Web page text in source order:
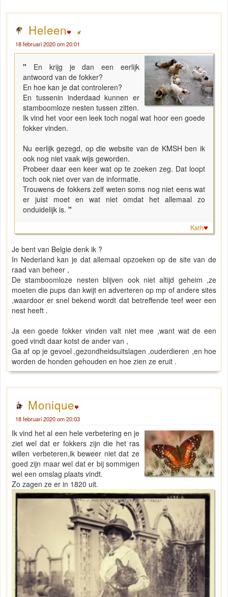
Heleen
18 februari 2020 om 20:01
" En krijg je dan een eerlijk
antwoord van de fokker?
En hoe kan je dat controleren?
En tussenin inderdaad kunnen er
stamboomloze nesten tussen zitten.
Ik vind het voor een leek toch nogal wat hoor een goede
fokker vinden.
Nu eerlijk gezegd, op die website van de KMSH ben ik
ook nog niet vaak wijs geworden.
Probeer daar een keer wat op te zoeken zeg. Dat loopt
toch ook niet over van de informatie.
Trouwens de fokkers zelf weten soms nog niet eens wat
er juist moet en wat niet omdat het allemaal zo
onduidelijk is. "
Kath
Je bent van Belgie denk ik ?
In Nederland kan je dat allemaal opzoeken op de site van de
raad van beheer ,
De stamboomloze nesten blijven ook niet altijd geheim ,ze
moeten die pups dan kwijt en adverteren op mp of andere sites
,waardoor er snel bekend wordt dat betreffende teef weer een
nest heeft .
Ja een goede fokker vinden valt niet mee ,want wat de een
goed vindt daar kotst de ander van ,
Ga af op je gevoel ,gezondheidsuitslagen ,ouderdieren ,en hoe
worden de honden gehouden en hoe zien ze eruit .
Monique
18 februari 2020 om 20:03
Ik vind het al een hele verbetering en je
ziet wel dat er fokkers zijn die het ras
willen verbeteren,ik beweer niet dat ze
goed zijn maar wel dat er bij sommigen
wel een omslag plaats vindt.
Zo zagen ze er in 1820 uit.